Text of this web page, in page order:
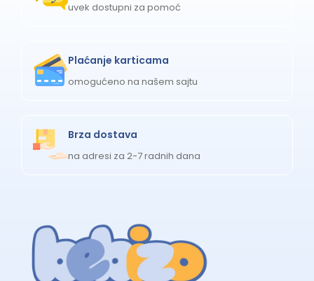
uvek dostupni za pomoć
Plaćanje karticama
omogućeno na našem sajtu
Brza dostava
na adresi za 2-7 radnih dana